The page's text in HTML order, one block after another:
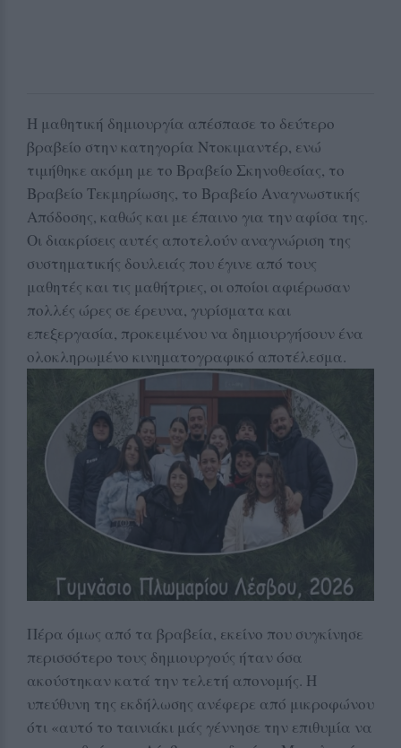
Η μαθητική δημιουργία απέσπασε το δεύτερο
βραβείο στην κατηγορία Ντοκιμαντέρ, ενώ
τιμήθηκε ακόμη με το Βραβείο Σκηνοθεσίας, το
Βραβείο Τεκμηρίωσης, το Βραβείο Αναγνωστικής
Απόδοσης, καθώς και με έπαινο για την αφίσα της.
Οι διακρίσεις αυτές αποτελούν αναγνώριση της
συστηματικής δουλειάς που έγινε από τους
μαθητές και τις μαθήτριες, οι οποίοι αφιέρωσαν
πολλές ώρες σε έρευνα, γυρίσματα και
επεξεργασία, προκειμένου να δημιουργήσουν ένα
ολοκληρωμένο κινηματογραφικό αποτέλεσμα.
Πέρα όμως από τα βραβεία, εκείνο που συγκίνησε
περισσότερο τους δημιουργούς ήταν όσα
ακούστηκαν κατά την τελετή απονομής. Η
υπεύθυνη της εκδήλωσης ανέφερε από μικροφώνου
ότι «αυτό το ταινιάκι μάς γέννησε την επιθυμία να